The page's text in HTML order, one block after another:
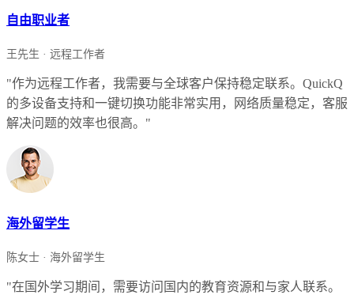
自由职业者
王先生 · 远程工作者
"作为远程工作者，我需要与全球客户保持稳定联系。QuickQ
的多设备支持和一键切换功能非常实用，网络质量稳定，客服
解决问题的效率也很高。"
海外留学生
陈女士 · 海外留学生
"在国外学习期间，需要访问国内的教育资源和与家人联系。